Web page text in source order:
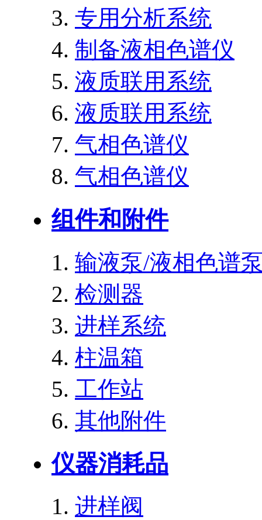
专用分析系统
制备液相色谱仪
液质联用系统
液质联用系统
气相色谱仪
气相色谱仪
组件和附件
输液泵/液相色谱
检测器
进样系统
柱温箱
工作站
其他附件
仪器消耗品
进样阀